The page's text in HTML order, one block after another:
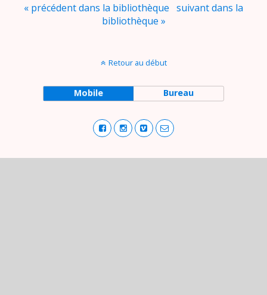
« précédent dans la bibliothèque suivant dans la
bibliothèque »
Retour au début
Mobile Bureau